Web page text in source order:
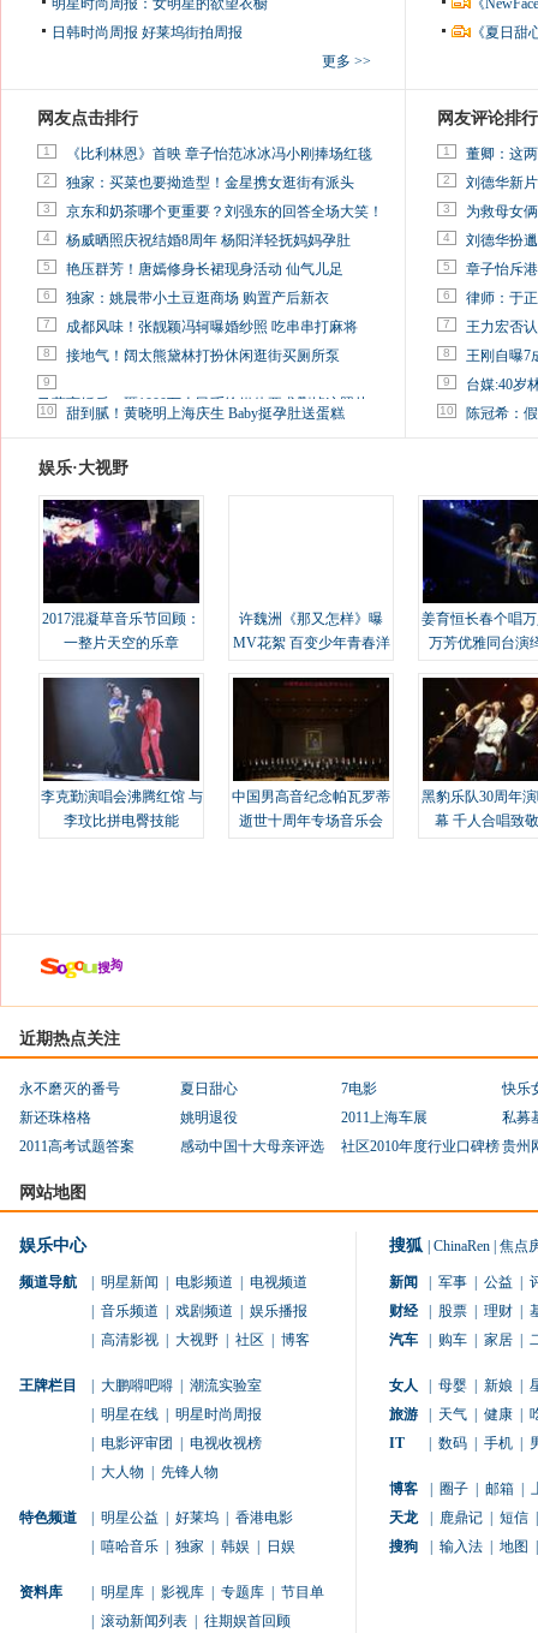
明星时尚周报：女明星的欲望衣橱
日韩时尚周报 好莱坞街拍周报
更多 >>
《
《夏日
网友点击排行
1 《比利林恩》首映 章子怡范冰冰冯小刚捧场红毯
2 独家：买菜也要拗造型！金星携女逛街有派头
3 京东和奶茶哪个更重要？刘强东的回答全场大笑！
4 杨威晒照庆祝结婚8周年 杨阳洋轻抚妈妈孕肚
5 艳压群芳！唐嫣修身长裙现身活动 仙气儿足
6 独家：姚晨带小土豆逛商场 购置产后新衣
7 成都风味！张靓颖冯轲曝婚纱照 吃串串打麻将
8 接地气！阔太熊黛林打扮休闲逛街买厕所泵
9
马蓉离婚后，砸1000万人民币给媒体要求删掉这照片
10 甜到腻！黄晓明上海庆生 Baby挺孕肚送蛋糕
网友评论排行
1 董卿：这
2 刘德华新
3 为救母女
4 刘德华扮
5 章子怡斥
6 律师：于
7 王力宏否
8 王刚自曝7
9 台媒:40岁
10 陈冠希：
娱乐·大视野
2017混凝草音乐节回顾：
一整片天空的乐章
许魏洲《那又怎样》曝
MV花絮 百变少年青春洋
姜育恒长春个唱
万芳优雅同台演
李克勤演唱会沸腾红馆 与
李玟比拼电臀技能
中国男高音纪念帕瓦罗蒂
逝世十周年专场音乐会
黑豹乐队30周年
幕 千人合唱致
近期热点关注
永不磨灭的番号 夏日甜心 7电影
快乐
新还珠格格
姚明退役 2011上海车展
私募
2011高考试题答案
感动中国十大母亲评选 社区2010年度行业口碑榜贵州
网站地图
娱乐中心
频道导航 明星新闻 电影频道
电视频道
音乐频道 戏剧频道
娱乐播报
高清影视 大视野 社区 博客
王牌栏目 大鹏嘚吧嘚
潮流实验室
明星在线
明星时尚周报
电影评审团
电视收视榜
大人物 先锋人物
特色频道 明星公益 好莱坞
香港电影
嘻哈音乐 独家 韩娱 日娱
资料库 明星库 影视库 专题库
节目单
滚动新闻列表 往期娱首回顾
搜狐 ChinaRen 焦点
新闻 军事 公益
财经
股票 理财
汽车
购车 家居
女人 母婴 新娘
旅游
天气 健康
IT
数码 手机
博客 圈子 邮箱
天龙
鹿鼎记 短信
搜狗
输入法 地图